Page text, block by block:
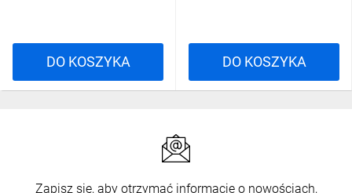
DO KOSZYKA DO KOSZYKA
Zapisz się, aby otrzymać informacje o nowościach,